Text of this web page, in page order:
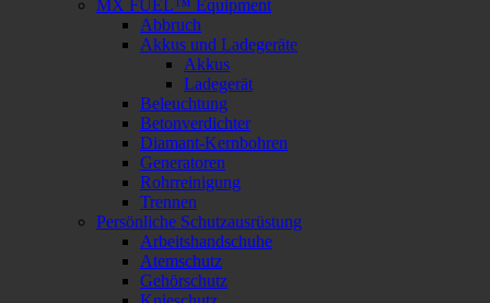
MX FUEL™ Equipment
Abbruch
Akkus und Ladegeräte
Akkus
Ladegerät
Beleuchtung
Betonverdichter
Diamant-Kernbohren
Generatoren
Rohrreinigung
Trennen
Persönliche Schutzausrüstung
Arbeitshandschuhe
Atemschutz
Gehörschutz